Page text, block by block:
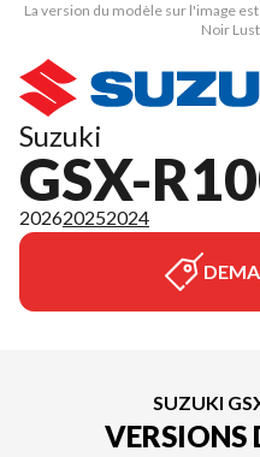
La version du modèle sur l'image
Noir
Suzuki
GSX-
202620252024
SUZUKI
VERSIONS